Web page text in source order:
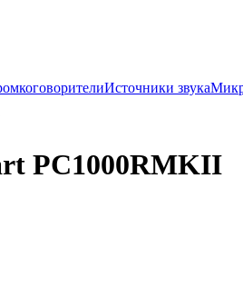
Источники звука
PC1000RMKII